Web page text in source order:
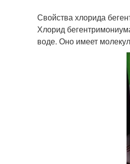
Свойства хлорида
Хлорид
воде. Оно имеет